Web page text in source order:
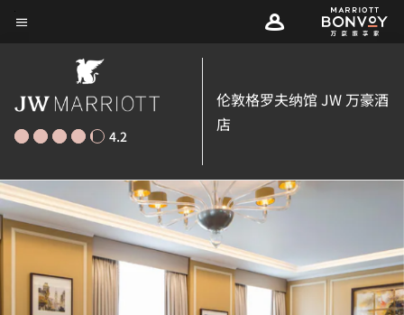
Skip
4.2
伦敦格罗夫纳馆 JW 万豪酒
店